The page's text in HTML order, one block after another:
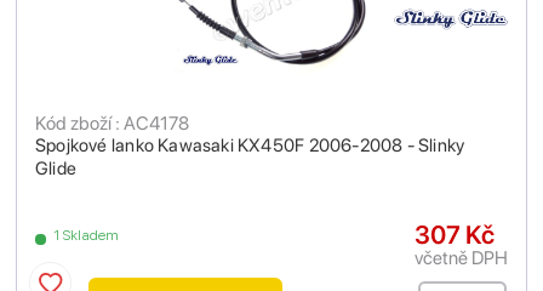
Spojkové lanko Kawasaki KX450F 2006-2008 - Slinky
Glide
Kód zboží : AC4178
1 Skladem 307 Kč
včetně DPH